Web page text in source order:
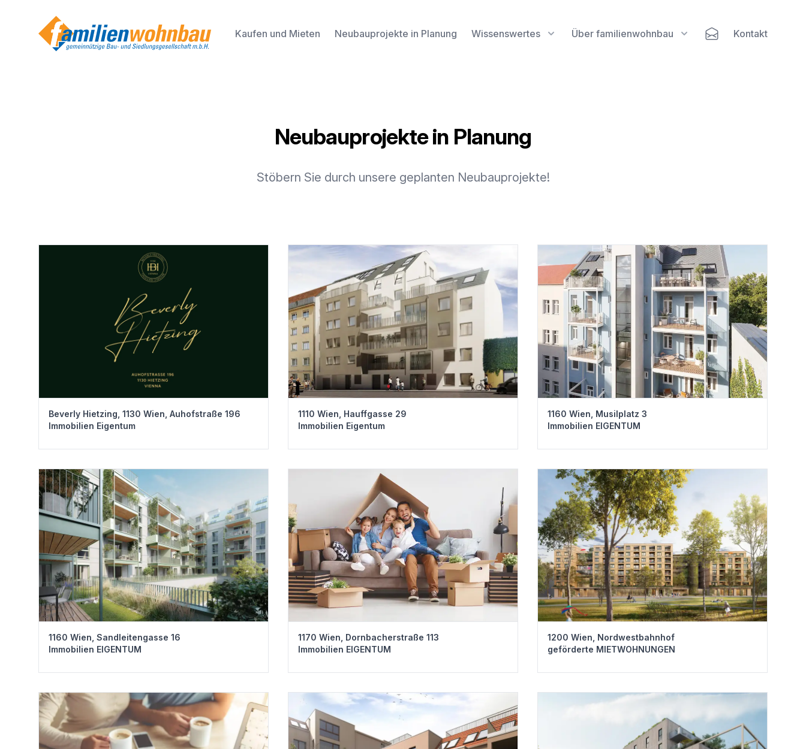
Kaufen und Mieten Neubauprojekte in Planung Wissenswertes Über familienwohnbau Kontakt
Neubauprojekte in Planung
Stöbern Sie durch unsere geplanten Neubauprojekte!
Beverly Hietzing, 1130 Wien, Auhofstraße 196
Immobilien Eigentum
1110 Wien, Hauffgasse 29
Immobilien Eigentum
1160 Wien, Musilplatz 3
Immobilien EIGENTUM
1160 Wien, Sandleitengasse 16
Immobilien EIGENTUM
1170 Wien, Dornbacherstraße 113
Immobilien EIGENTUM
1200 Wien, Nordwestbahnhof
geförderte MIETWOHNUNGEN